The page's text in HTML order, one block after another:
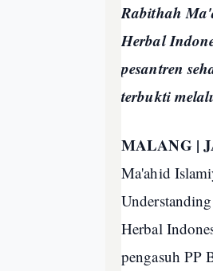
Rabithah
Herbal
pesantren
terbukti
MALANG |
Ma'ahid
Herbal
pengasuh PP